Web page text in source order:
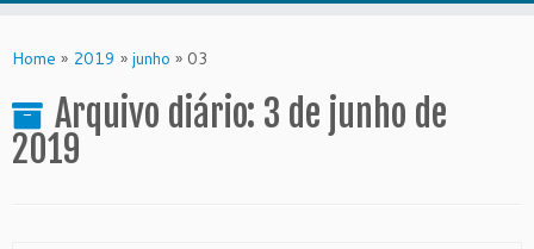
toHome » 2019 » junho » 03
Arquivo diário: 3 de junho de
2019